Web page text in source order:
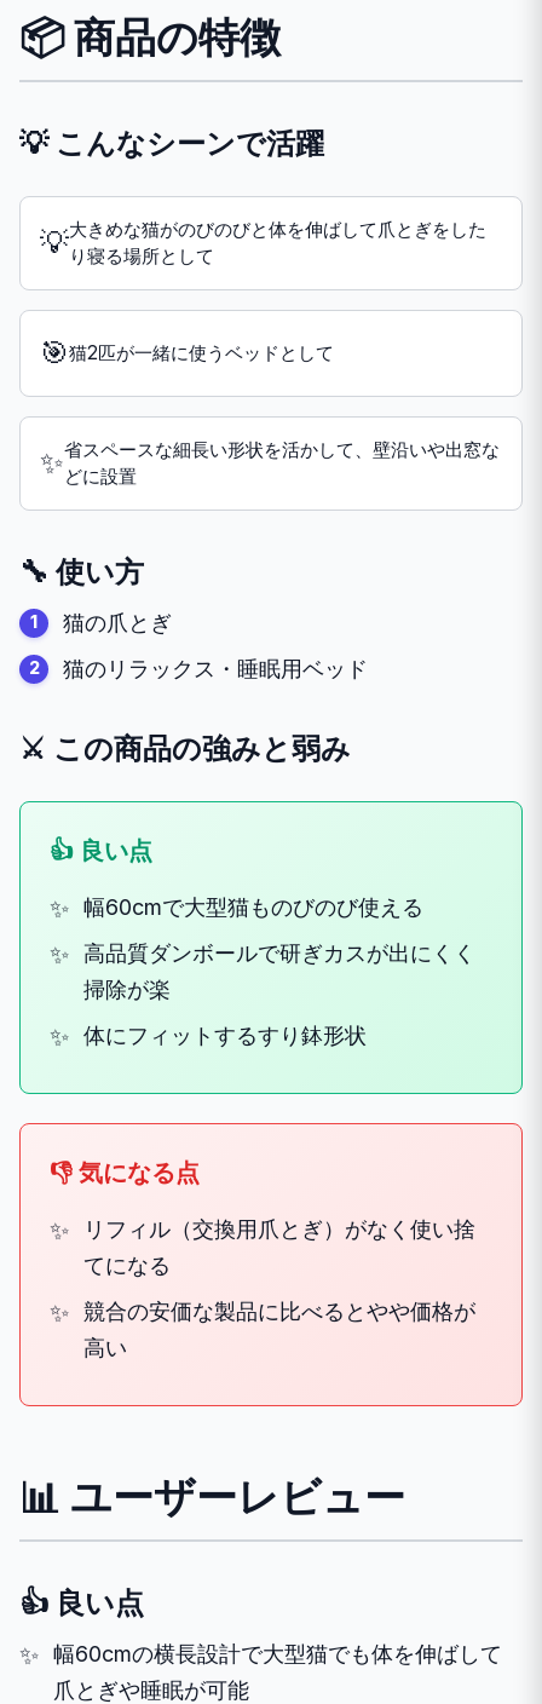
📦 商品の特徴
💡 こんなシーンで活躍
💡大きめな猫がのびのびと体を伸ばして爪とぎをした
り寝る場所として
🎯猫2匹が一緒に使うベッドとして
✨省スペースな細長い形状を活かして、壁沿いや出窓な
どに設置
🔧 使い方
猫の爪とぎ
猫のリラックス・睡眠用ベッド
⚔️ この商品の強みと弱み
👍 良い点
幅60cmで大型猫ものびのび使える
高品質ダンボールで研ぎカスが出にくく
掃除が楽
体にフィットするすり鉢形状
👎 気になる点
リフィル（交換用爪とぎ）がなく使い捨
てになる
競合の安価な製品に比べるとやや価格が
高い
📊 ユーザーレビュー
👍 良い点
幅60cmの横長設計で大型猫でも体を伸ばして
爪とぎや睡眠が可能